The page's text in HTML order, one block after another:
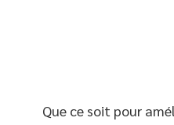
Que ce soit pour